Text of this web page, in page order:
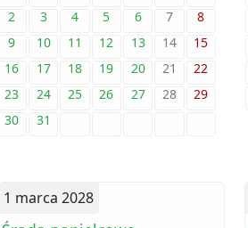
2
3 4 5 6 7
8
9
10 11 12 13 14
15
16
17 18 19 20 21
22
23
24 25 26 27 28
29
30
31
1 marca 2028